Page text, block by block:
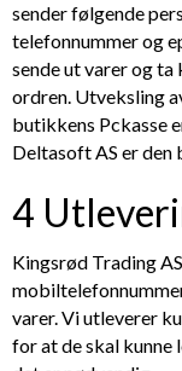
sender følgende
telefonnummer og
sende ut varer og ta
ordren. Utveksling
butikkens Pckasse
Deltasoft AS er den
4
Kingsrød Trading AS
varer. Vi utleverer
for at de skal kunne